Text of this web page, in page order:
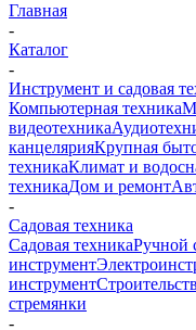
Главная
-
Каталог
-
Инструмент и садовая
Компьютерная техника
видеотехника
канцелярияКрупная
техникаКлимат и
техникаДом и ремонт
-
Садовая техника
Садовая техникаРучной
инструмент
инструмент
стремянки
-